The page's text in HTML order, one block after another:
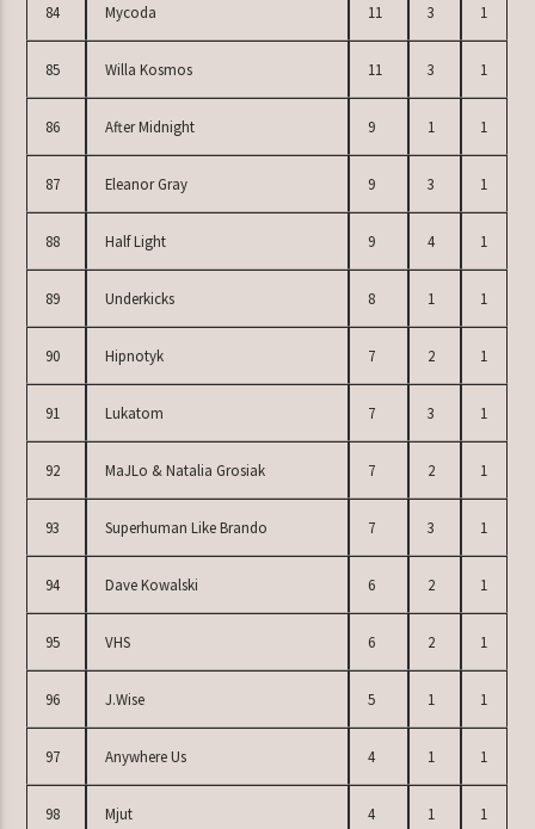
84 Mycoda 11 3 1
85 Willa Kosmos 11 3 1
86 After Midnight 9 1 1
87 Eleanor Gray 9 3 1
88 Half Light 9 4 1
89 Underkicks 8 1 1
90 Hipnotyk 7 2 1
91 Lukatom 7 3 1
92 MaJLo & Natalia Grosiak 7 2 1
93 Superhuman Like Brando 7 3 1
94 Dave Kowalski 6 2 1
95 VHS 6 2 1
96 J.Wise 5 1 1
97 Anywhere Us 4 1 1
98 Mjut 4 1 1